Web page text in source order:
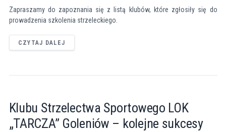
Zapraszamy do zapoznania się z listą klubów, które zgłosiły się do
prowadzenia szkolenia strzeleckiego.
CZYTAJ DALEJ
Klubu Strzelectwa Sportowego LOK
„TARCZA” Goleniów – kolejne sukcesy